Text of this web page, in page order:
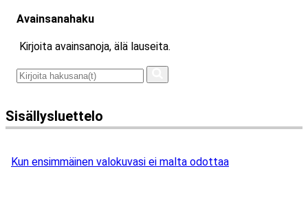
Avainsanahaku
Kirjoita avainsanoja, älä lauseita.
Sisällysluettelo
Kun ensimmäinen valokuvasi ei malta odottaa